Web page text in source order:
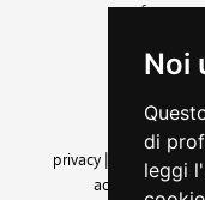
Noi
di
leggi
c.f.
privacy
cookie |note
accessibilità|